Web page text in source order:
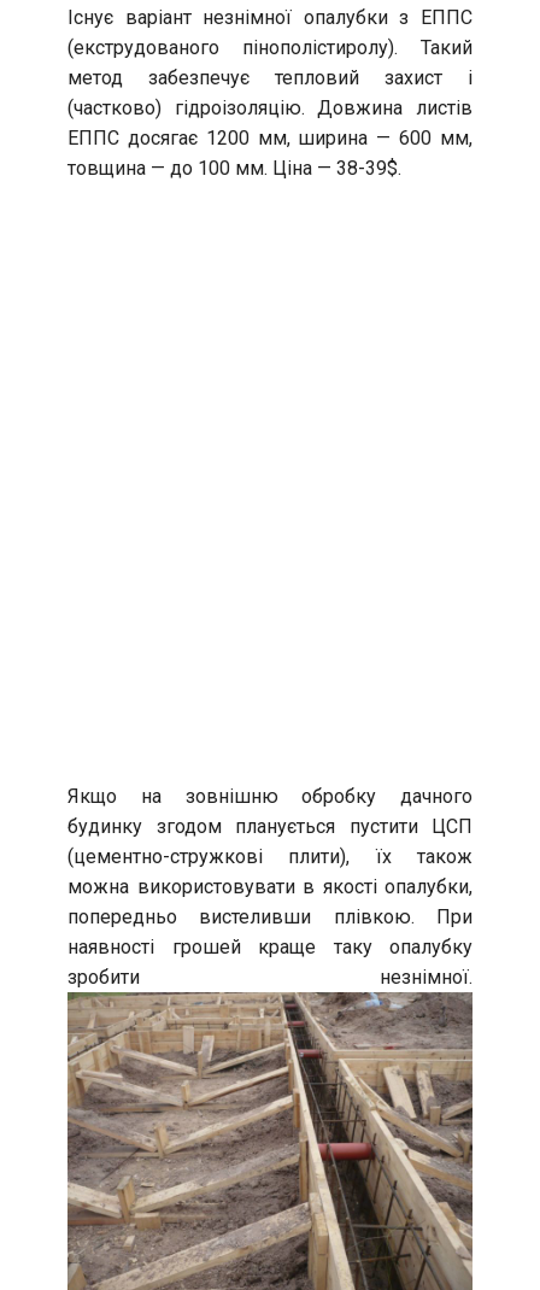
Існує варіант незнімної опалубки з ЕППС
(екструдованого пінополістиролу). Такий
метод забезпечує тепловий захист і
(частково) гідроізоляцію. Довжина листів
ЕППС досягає 1200 мм, ширина — 600 мм,
товщина — до 100 мм. Ціна — 38-39$.
Якщо на зовнішню обробку дачного
будинку згодом планується пустити ЦСП
(цементно-стружкові плити), їх також
можна використовувати в якості опалубки,
попередньо вистеливши плівкою. При
наявності грошей краще таку опалубку
зробити незнімної.